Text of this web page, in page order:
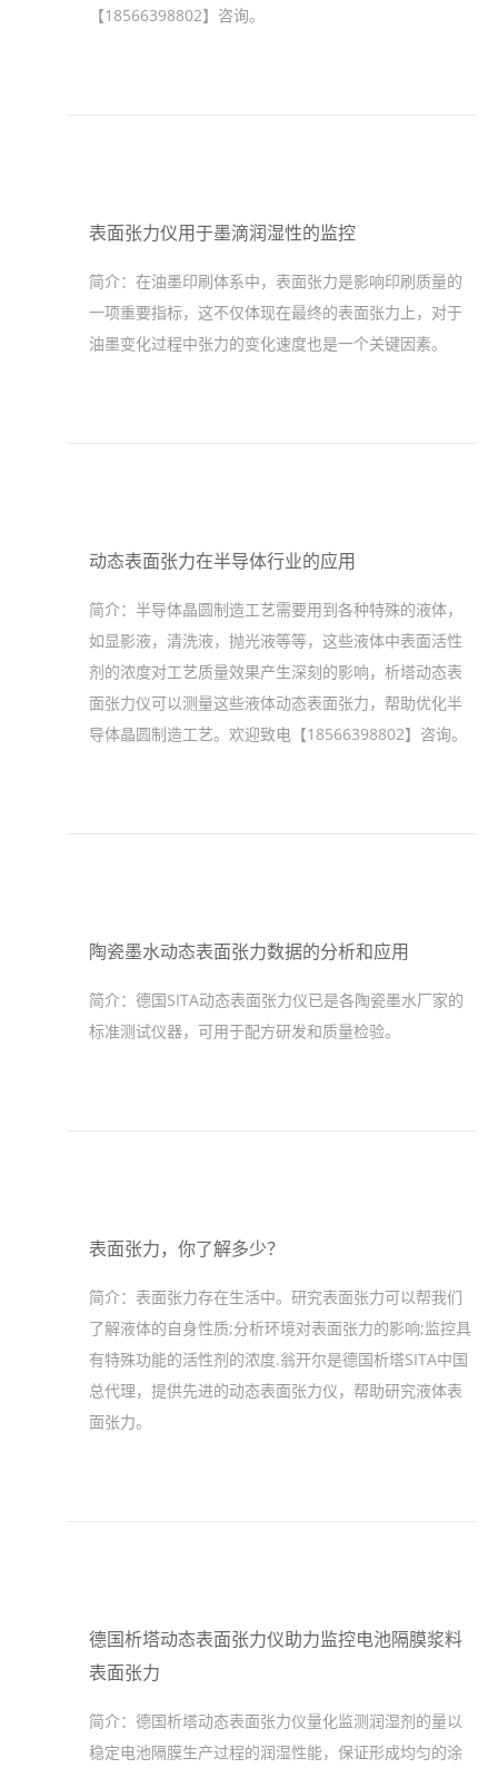
【18566398802】咨询。
表面张力仪用于墨滴润湿性的监控
简介： 在油墨印刷体系中，表面张力是影响印刷质量的
一项重要指标，这不仅体现在最终的表面张力上，对于
油墨变化过程中张力的变化速度也是一个关键因素。
动态表面张力在半导体行业的应用
简介： 半导体晶圆制造工艺需要用到各种特殊的液体，
如显影液，清洗液，抛光液等等，这些液体中表面活性
剂的浓度对工艺质量效果产生深刻的影响，析塔动态表
面张力仪可以测量这些液体动态表面张力，帮助优化半
导体晶圆制造工艺。欢迎致电【18566398802】咨询。
陶瓷墨水动态表面张力数据的分析和应用
简介： 德国SITA动态表面张力仪已是各陶瓷墨水厂家的
标准测试仪器，可用于配方研发和质量检验。
表面张力，你了解多少？
简介： 表面张力存在生活中。研究表面张力可以帮我们
了解液体的自身性质;分析环境对表面张力的影响;监控具
有特殊功能的活性剂的浓度.翁开尔是德国析塔SITA中国
总代理，提供先进的动态表面张力仪，帮助研究液体表
面张力。
德国析塔动态表面张力仪助力监控电池隔膜浆料
表面张力
简介： 德国析塔动态表面张力仪量化监测润湿剂的量以
稳定电池隔膜生产过程的润湿性能，保证形成均匀的涂